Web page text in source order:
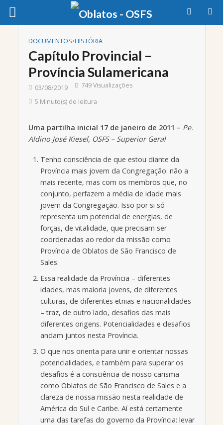
DOCUMENTOS•HISTÓRIA
Capítulo Provincial –
Província Sulamericana
03/08/2019
749 Visualizações
5 Minuto(s) de leitura
Uma partilha inicial 17 de janeiro de 2011 – Pe.
Aldino José Kiesel, OSFS – Superior Geral
Tenho consciência de que estou diante da
Província mais jovem da Congregação: não a
mais recente, mas com os membros que, no
conjunto, perfazem a média de idade mais
jovem da Congregação. Isso por si só
representa um potencial de energias, de
forças, de vitalidade, que precisam ser
coordenadas ao redor da missão como
Província de Oblatos de São Francisco de
Sales.
Essa realidade da Província – diferentes
idades, mas maioria jovens, de diferentes
culturas, de diferentes etnias e nacionalidades
– traz, de outro lado, desafios das mais
diferentes origens. Potencialidades e desafios
andam juntos nesta Província.
O que nos orienta para unir e orientar nossas
potencialidades, e também para superar os
desafios é a consciência de nosso carisma
como Oblatos de São Francisco de Sales e a
clareza de nossa missão nesta realidade de
América do Sul e Caribe. Aí está certamente
uma das tarefas do governo da Província: levar